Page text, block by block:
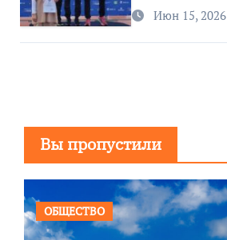
Июн 15, 2026
Вы пропустили
ОБЩЕСТВО